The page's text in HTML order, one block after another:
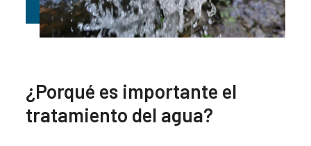
¿Porqué es importante el
tratamiento del agua?